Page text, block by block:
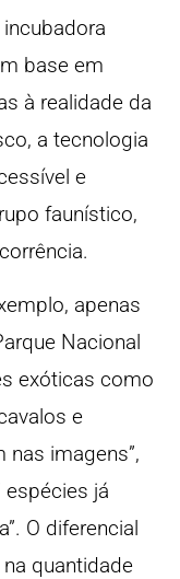
base em
à realidade da
a tecnologia
e
faunístico,
apenas
Nacional
exóticas como
e
imagens”,
espécies já
O diferencial
quantidade